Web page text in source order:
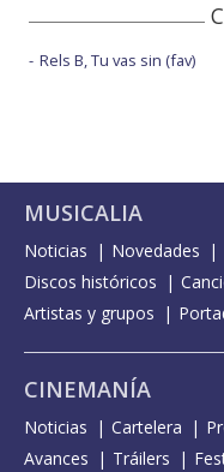
Rels B, Tu vas sin (fav)
MUSICALIA
Noticias Novedades
Discos históricos
Artistas y grupos
CINEMANÍA
Noticias Cartelera
Avances
Tráilers